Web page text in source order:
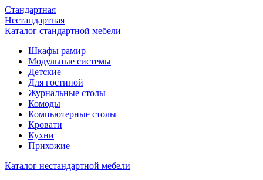
Стандартная
Нестандартная
Каталог стандартной мебели
Шкафы рамир
Модульные системы
Детские
Для гостиной
Журнальные столы
Комоды
Компьютерные столы
Кровати
Кухни
Прихожие
Каталог нестандартной мебели